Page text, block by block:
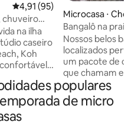
4,91 de uma avaliação média
4,91 (95)
chuveiro
na ilha
caseiro
Koh
frio,
roupa,
frente com
de
Microcasa ⋅
Bangalô na praia
Nossos belos
localizados perto
um pacote de
que chamam este lugar
observe que o
lamacento e,
inacessível
populares
de micro